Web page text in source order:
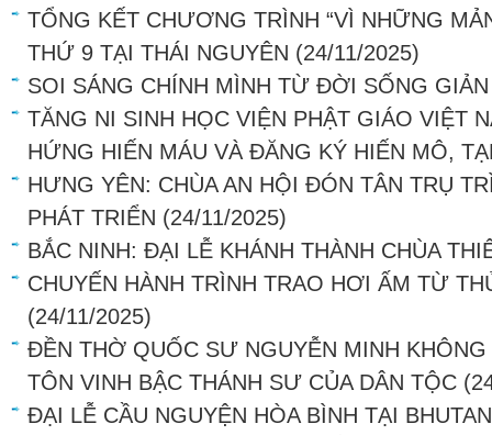
TỔNG KẾT CHƯƠNG TRÌNH “VÌ NHỮNG
THỨ 9 TẠI THÁI NGUYÊN (24/11/2025)
SOI SÁNG CHÍNH MÌNH TỪ ĐỜI SỐNG
TĂNG NI SINH HỌC VIỆN PHẬT GIÁO VIỆT
HỨNG HIẾN MÁU VÀ ĐĂNG KÝ HIẾN MÔ,
HƯNG YÊN: CHÙA AN HỘI ĐÓN TÂN TRỤ
PHÁT TRIỂN (24/11/2025)
BẮC NINH: ĐẠI LỄ KHÁNH THÀNH CHÙA
CHUYẾN HÀNH TRÌNH TRAO HƠI ẤM TỪ
(24/11/2025)
ĐỀN THỜ QUỐC SƯ NGUYỄN MINH
TÔN VINH BẬC THÁNH SƯ CỦA DÂN TỘC
ĐẠI LỄ CẦU NGUYỆN HÒA BÌNH TẠI